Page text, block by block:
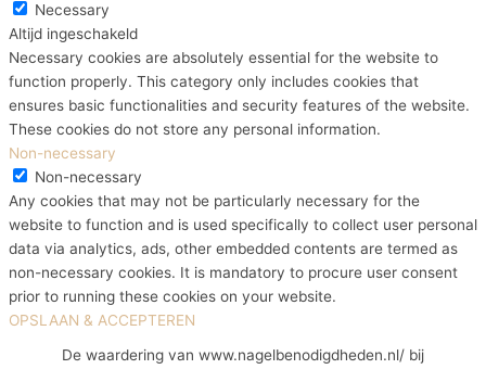
Necessary
Altijd ingeschakeld
Necessary cookies are absolutely essential for the website to
function properly. This category only includes cookies that
ensures basic functionalities and security features of the website.
These cookies do not store any personal information.
Non-necessary
Non-necessary
Any cookies that may not be particularly necessary for the
website to function and is used specifically to collect user personal
data via analytics, ads, other embedded contents are termed as
non-necessary cookies. It is mandatory to procure user consent
prior to running these cookies on your website.
OPSLAAN & ACCEPTEREN
De waardering van www.nagelbenodigdheden.nl/ bij